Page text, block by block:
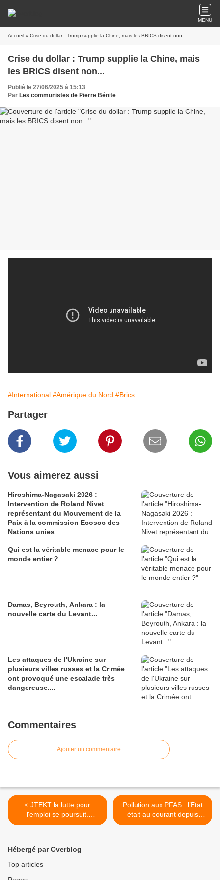
MENU
Accueil » Crise du dollar : Trump supplie la Chine, mais les BRICS disent non...
Crise du dollar : Trump supplie la Chine, mais
les BRICS disent non...
Publié le 27/06/2025 à 15:13
Par Les communistes de Pierre Bénite
#International #Amérique du Nord #Brics
Partager
Vous aimerez aussi
Hiroshima-Nagasaki 2026 :
Intervention de Roland Nivet
représentant du Mouvement de la
Paix à la commission Ecosoc des
Nations unies
Qui est la véritable menace pour le
monde entier ?
Damas, Beyrouth, Ankara : la
nouvelle carte du Levant...
Les attaques de l'Ukraine sur
plusieurs villes russes et la Crimée
ont provoqué une escalade très
dangereuse....
Commentaires
Ajouter un commentaire
< JTEKT la lutte pour
l'emploi se poursuit.
Nouveau temps fort le 3
Pollution aux PFAS : l’État
était au courant depuis
2008 de la pollution de l’eau
Hébergé par Overblog
Top articles